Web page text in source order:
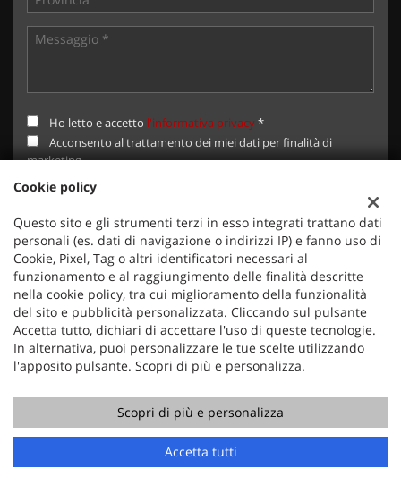
Ho letto e accetto l'informativa privacy*
Acconsento al trattamento dei miei dati per finalità di
marketing
Contatta un consulente
ULTIMI ARRIVI
Cookie policy
Questo sito e gli strumenti terzi in esso integrati trattano dati
personali (es. dati di navigazione o indirizzi IP) e fanno uso di
Cookie, Pixel, Tag o altri identificatori necessari al
funzionamento e al raggiungimento delle finalità descritte
nella cookie policy, tra cui miglioramento della funzionalità
del sito e pubblicità personalizzata. Cliccando sul pulsante
Accetta tutto, dichiari di accettare l'uso di queste tecnologie.
In alternativa, puoi personalizzare le tue scelte utilizzando
l'apposito pulsante. Scopri di più e personalizza.
Scopri di più e personalizza
Accetta tutti